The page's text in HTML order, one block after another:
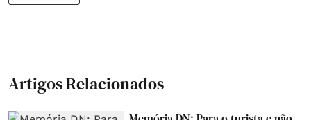
Artigos Relacionados